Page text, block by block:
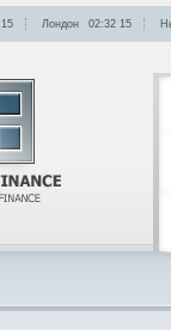
15 Лондон 02:32 15